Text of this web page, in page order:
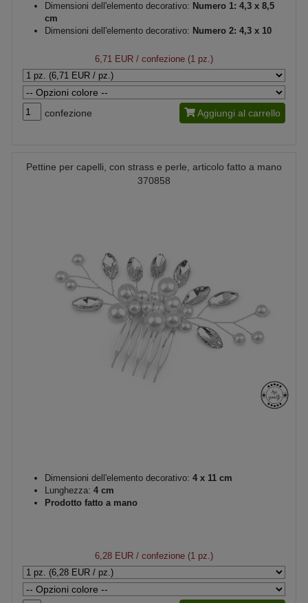
Dimensioni dell'elemento decorativo: Numero 1: 4,3 x 8,5
cm
Dimensioni dell'elemento decorativo: Numero 2: 4,3 x 10
Dimensioni totali: indicazione 6,5 x 10 cm
6,71 EUR / confezione (1 pz.)
confezione Aggiungi al carrello
Pettine per capelli, con strass e perle, articolo fatto a mano
370858
Dimensioni dell'elemento decorativo: 4 x 11 cm
Lunghezza: 4 cm
Prodotto fatto a mano
6,28 EUR / confezione (1 pz.)